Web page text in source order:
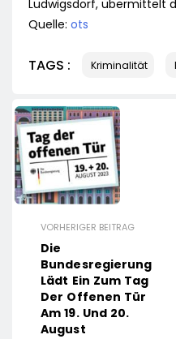
Ludwigsdorf, übermittelt
Quelle: ots
TAGS : Kriminalität
VORHERIGER BEITRAG
Die
Bundesregierung
Lädt Ein Zum Tag
Der Offenen Tür
Am 19. Und 20.
August